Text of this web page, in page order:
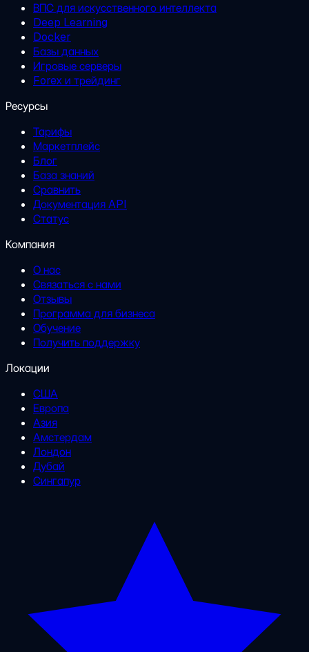
ВПС для искусственного интеллекта
Deep Learning
Docker
Базы данных
Игровые серверы
Forex и трейдинг
Ресурсы
Тарифы
Маркетплейс
Блог
База знаний
Сравнить
Документация API
Статус
Компания
О нас
Связаться с нами
Отзывы
Программа для бизнеса
Обучение
Получить поддержку
Локации
США
Европа
Азия
Амстердам
Лондон
Дубай
Сингапур